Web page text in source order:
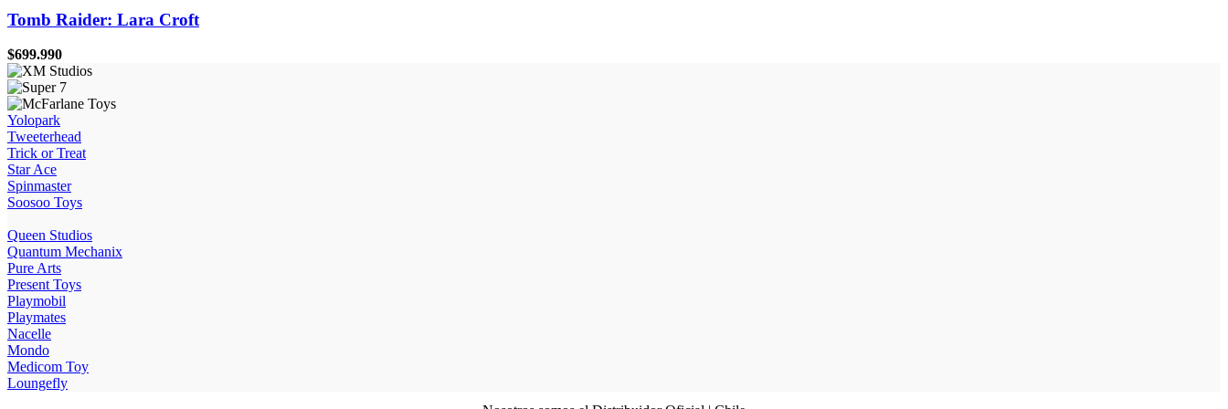
Tomb Raider: Lara Croft
$699.990
Yolopark
Tweeterhead
Trick or Treat
Star Ace
Spinmaster
Soosoo Toys
Queen Studios
Quantum Mechanix
Pure Arts
Present Toys
Playmobil
Playmates
Nacelle
Mondo
Medicom Toy
Loungefly